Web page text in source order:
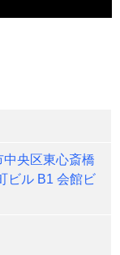
央区東心斎橋
ビル B1 会館ビ